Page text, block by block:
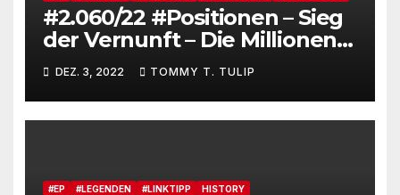
#2.060/22 #Positionen – Sieg
der Vernunft – Die Millionen
einer Verlagsgründung,
Milliardäre, Augstein und
Alice Schwarzers „80“
DEZ. 3, 2022 TOMMY T. TULIP
#EP #LEGENDEN #LINKTIPP HISTORY